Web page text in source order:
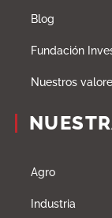
Blog
Fundación
Nuestros
Agro
Industria